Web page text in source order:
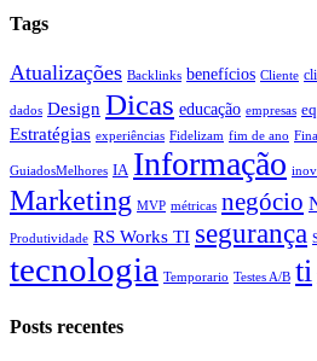
Tags
Atualizações Backlinks benefícios Cliente
dados Design Dicas educação empresas
Estratégias experiências Fidelizam fim de ano
GuiadosMelhores IA Informação
Marketing MVP métricas negócio
Produtividade RS Works TI segurança
tecnologia Temporario Testes A/B ti
Posts recentes